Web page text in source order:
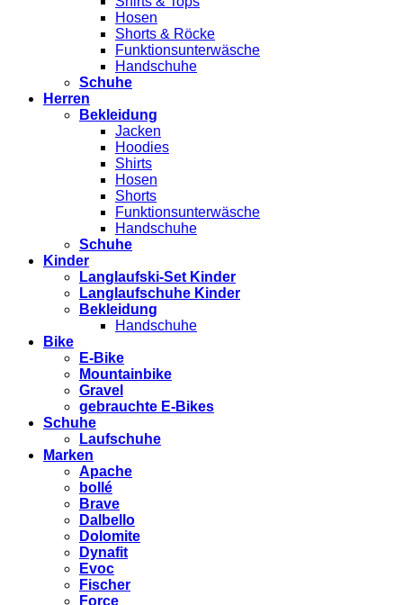
Hosen
Shorts & Röcke
Funktionsunterwäsche
Handschuhe
Schuhe
Herren
Bekleidung
Jacken
Hoodies
Shirts
Hosen
Shorts
Funktionsunterwäsche
Handschuhe
Schuhe
Kinder
Langlaufski-Set Kinder
Langlaufschuhe Kinder
Bekleidung
Handschuhe
Bike
E-Bike
Mountainbike
Gravel
gebrauchte E-Bikes
Schuhe
Laufschuhe
Marken
Apache
bollé
Brave
Dalbello
Dolomite
Dynafit
Evoc
Fischer
Force